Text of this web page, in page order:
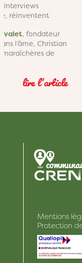
réinventent
Maisonnial, co-
redéfinit les
lire l'article
Mentions
Protection